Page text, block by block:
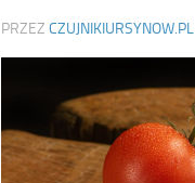
PRZEZ CZUJNIKIURSYNOW.PL